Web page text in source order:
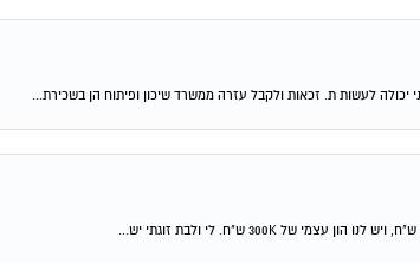
יכולה לעשות ת. זכאות ולקבל עזרה ממשרד שיכון ופיתוח הן בשכירת...